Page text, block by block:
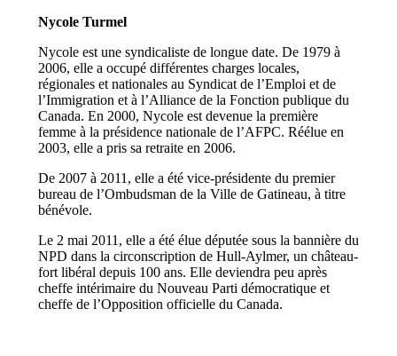
Nycole Turmel
Nycole est une syndicaliste de longue date. De 1979 à
2006, elle a occupé différentes charges locales,
régionales et nationales au Syndicat de l’Emploi et de
l’Immigration et à l’Alliance de la Fonction publique du
Canada. En 2000, Nycole est devenue la première
femme à la présidence nationale de l’AFPC. Réélue en
2003, elle a pris sa retraite en 2006.
De 2007 à 2011, elle a été vice-présidente du premier
bureau de l’Ombudsman de la Ville de Gatineau, à titre
bénévole.
Le 2 mai 2011, elle a été élue députée sous la bannière du
NPD dans la circonscription de Hull-Aylmer, un château-
fort libéral depuis 100 ans. Elle deviendra peu après
cheffe intérimaire du Nouveau Parti démocratique et
cheffe de l’Opposition officielle du Canada.